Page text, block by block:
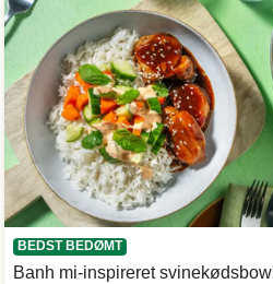
BEDST BEDØMT
Banh mi-inspireret svinekødsbowl